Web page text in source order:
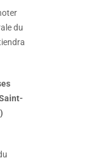
du